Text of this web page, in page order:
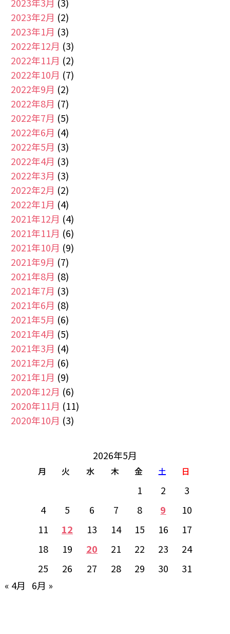
2023年2月 (2)
2023年1月 (3)
2022年12月 (3)
2022年11月 (2)
2022年10月 (7)
2022年9月 (2)
2022年8月 (7)
2022年7月 (5)
2022年6月 (4)
2022年5月 (3)
2022年4月 (3)
2022年3月 (3)
2022年2月 (2)
2022年1月 (4)
2021年12月 (4)
2021年11月 (6)
2021年10月 (9)
2021年9月 (7)
2021年8月 (8)
2021年7月 (3)
2021年6月 (8)
2021年5月 (6)
2021年4月 (5)
2021年3月 (4)
2021年2月 (6)
2021年1月 (9)
2020年12月 (6)
2020年11月 (11)
2020年10月 (3)
2026年5月
月 火 水 木 金 土 日
1 2
3
4
5 6 7 8 9
10
11
12 13 14 15 16
17
18
19 20 21 22 23
24
25
26 27 28 29 30
31
« 4月
6月 »